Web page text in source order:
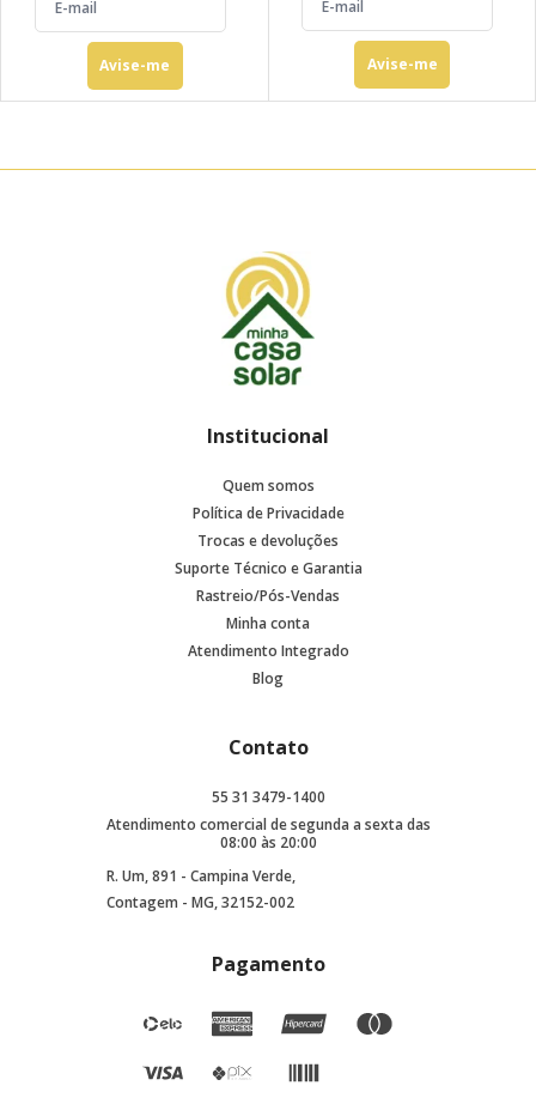
Avise-me Avise-me
Institucional
Quem somos
Política de Privacidade
Trocas e devoluções
Suporte Técnico e Garantia
Rastreio/Pós-Vendas
Minha conta
Atendimento Integrado
Blog
Contato
55 31 3479-1400
Atendimento comercial de segunda a sexta das
08:00 às 20:00
R. Um, 891 - Campina Verde,
Contagem - MG, 32152-002
Pagamento